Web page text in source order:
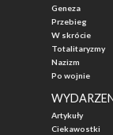
Geneza
Przebieg
W skrócie
Totalitaryzmy
Nazizm
Po wojnie
Artykuły
Ciekawostki